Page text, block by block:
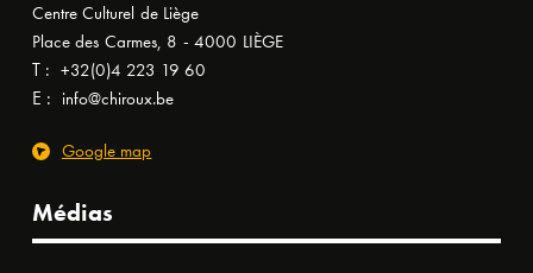
Centre Culturel de Liège
Place des Carmes, 8 - 4000 LIÈGE
T : +32(0)4 223 19 60
E : info@chiroux.be
Google map
Médias